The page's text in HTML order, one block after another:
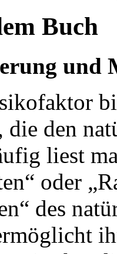
Buch
und
die den
liest
oder
des